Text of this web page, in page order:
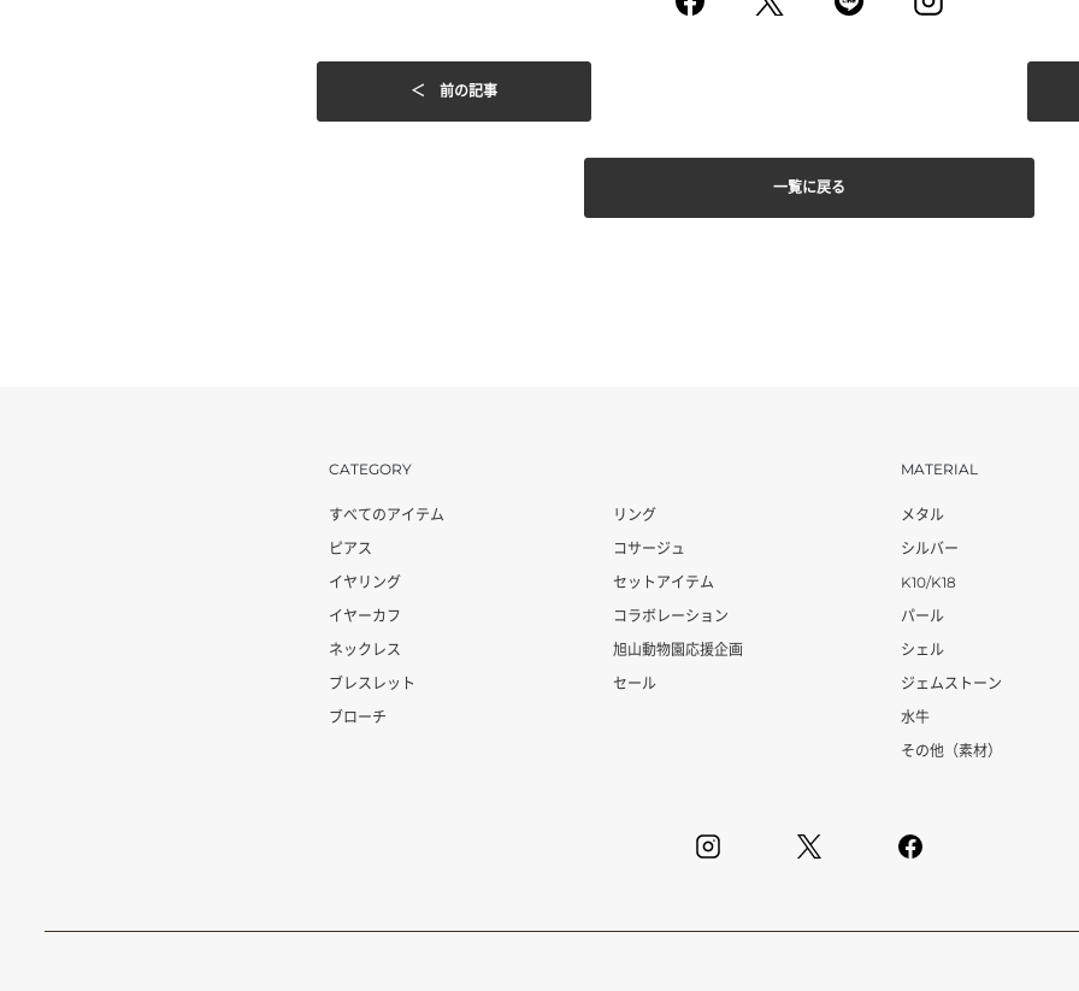
＜ 前の記事
一覧に戻る
CATEGORY
すべてのアイテム
ピアス
イヤリング
イヤーカフ
ネックレス
ブレスレット
ブローチ
リング
コサージュ
セットアイテム
コラボレーション
旭山動物園応援企画
セール
MATERIAL
メタル
シルバー
K10/K18
パール
シェル
ジェムストーン
水牛
その他（素材）